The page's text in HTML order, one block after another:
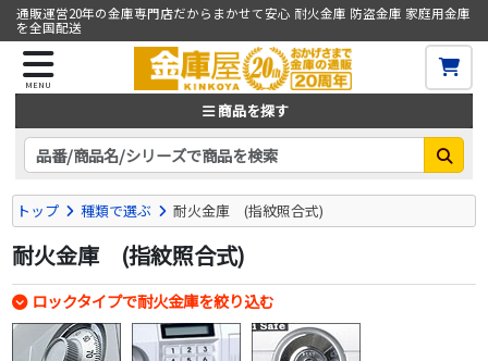
通販運営20年の金庫専門店だからまかせて安心 耐火金庫 防盗金庫 家庭用金庫
を全国配送
MENU
商品を探す
トップ 種類で選ぶ 耐火金庫 (指紋照合式)
耐火金庫 (指紋照合式)
ロックタイプで耐火金庫を絞り込む